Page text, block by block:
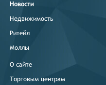
Новости
Недвижимость
Ритейл
Моллы
О сайте
Торговым центрам